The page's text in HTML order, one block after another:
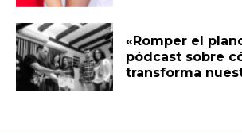
«Romper el
pódcast sobre
transforma